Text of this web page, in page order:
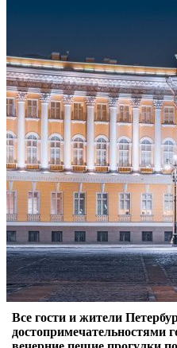
Все гости и жители
достопримечательностями